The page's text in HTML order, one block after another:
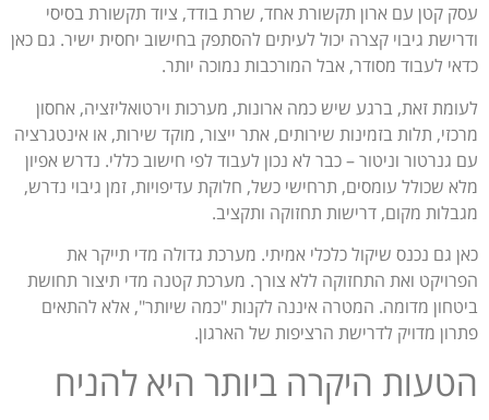
עסק קטן עם ארון תקשורת אחד, שרת בודד, ציוד תקשורת בסיסי
ודרישת גיבוי קצרה יכול לעיתים להסתפק בחישוב יחסית ישיר. גם כאן
כדאי לעבוד מסודר, אבל המורכבות נמוכה יותר.
לעומת זאת, ברגע שיש כמה ארונות, מערכות וירטואליזציה, אחסון
מרכזי, תלות בזמינות שירותים, אתר ייצור, מוקד שירות, או אינטגרציה
עם גנרטור וניטור – כבר לא נכון לעבוד לפי חישוב כללי. נדרש אפיון
מלא שכולל עומסים, תרחישי כשל, חלוקת עדיפויות, זמן גיבוי נדרש,
מגבלות מקום, דרישות תחזוקה ותקציב.
כאן גם נכנס שיקול כלכלי אמיתי. מערכת גדולה מדי תייקר את
הפרויקט ואת התחזוקה ללא צורך. מערכת קטנה מדי תיצור תחושת
ביטחון מדומה. המטרה איננה לקנות "כמה שיותר", אלא להתאים
פתרון מדויק לדרישת הרציפות של הארגון.
הטעות היקרה ביותר היא להניח